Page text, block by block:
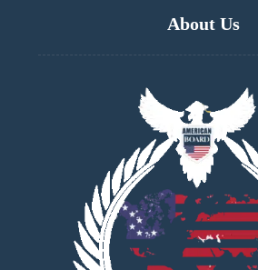
About Us